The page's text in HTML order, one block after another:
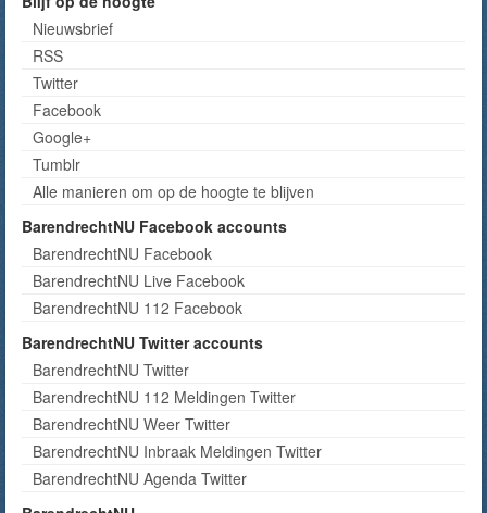
Nieuwsbrief
RSS
Twitter
Facebook
Google+
Tumblr
Alle manieren om op de hoogte te blijven
BarendrechtNU Facebook accounts
BarendrechtNU Facebook
BarendrechtNU Live Facebook
BarendrechtNU 112 Facebook
BarendrechtNU Twitter accounts
BarendrechtNU Twitter
BarendrechtNU 112 Meldingen Twitter
BarendrechtNU Weer Twitter
BarendrechtNU Inbraak Meldingen Twitter
BarendrechtNU Agenda Twitter